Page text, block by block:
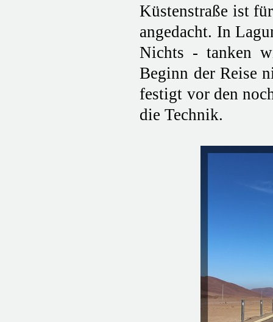
Küstenstraße ist
angedacht. In
Nichts - tanken
Beginn der Reise
festigt vor den
die Technik.